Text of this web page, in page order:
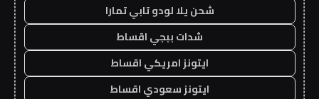
شحن يلا لودو تابي تمارا
شدات ببجي اقساط
ايتونز امريكي اقساط
ايتونز سعودي اقساط